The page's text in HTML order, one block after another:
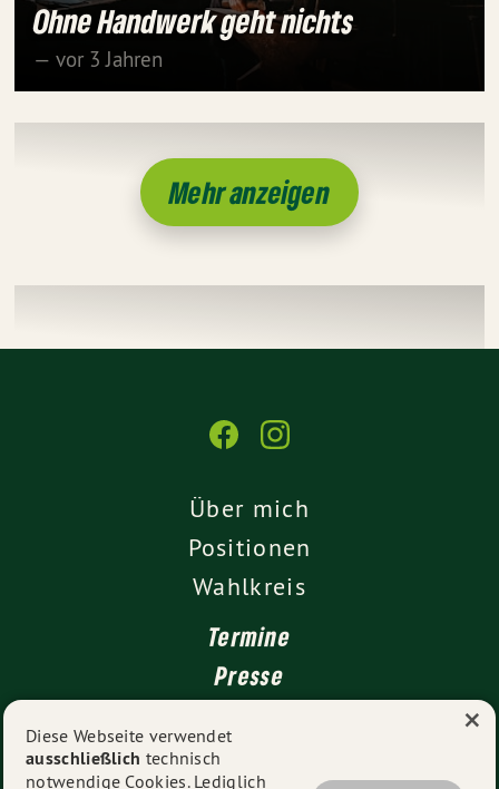
Ohne Handwerk geht nichts
— vor 3 Jahren
Mehr anzeigen
Über mich
Positionen
Wahlkreis
Termine
Presse
Impressum
Diese Webseite verwendet
ausschließlich technisch
notwendige Cookies. Lediglich
×